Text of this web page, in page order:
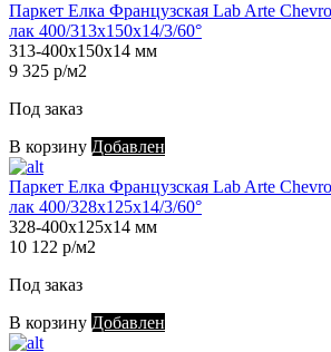
Паркет Елка Французская Lab Arte
лак 400/313х150х14/3/60°
313-400х150х14 мм
9 325 р/м2
Под заказ
В корзину Добавлен
Паркет Елка Французская Lab Arte
лак 400/328х125х14/3/60°
328-400х125х14 мм
10 122 р/м2
Под заказ
В корзину Добавлен